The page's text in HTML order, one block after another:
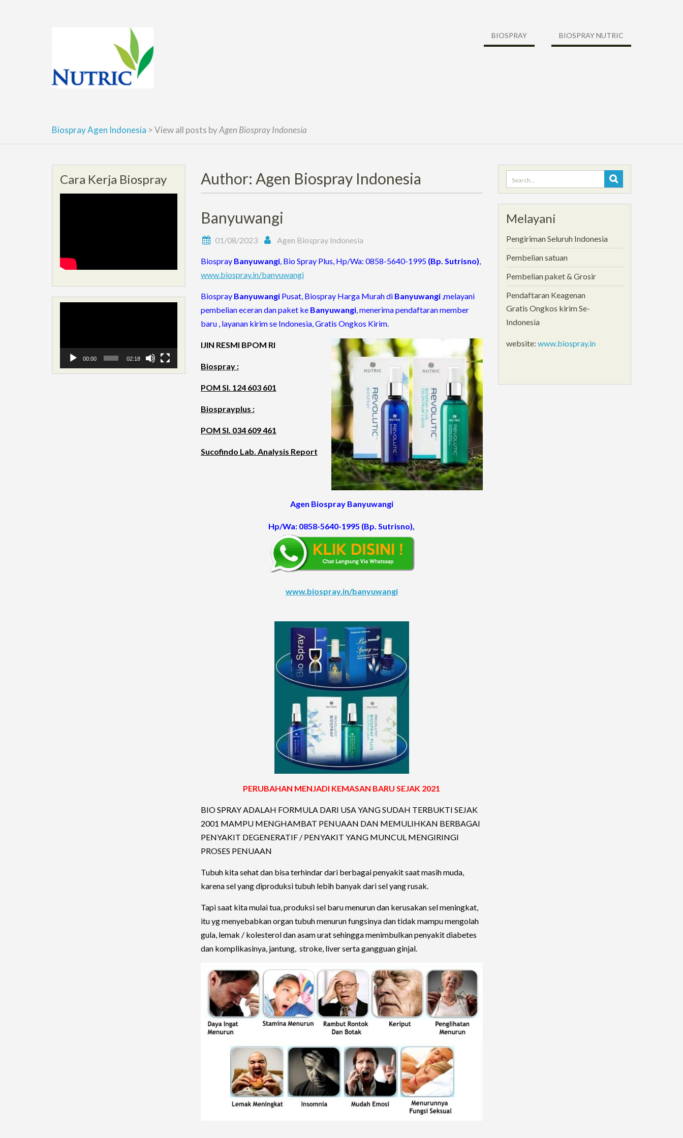
BIOSPRAY BIOSPRAY NUTRIC
Biospray Agen Indonesia >View all posts byAgen Biospray Indonesia
Author: Agen Biospray Indonesia
Banyuwangi
01/08/2023 Agen Biospray Indonesia
Biospray Banyuwangi, Bio Spray Plus, Hp/Wa: 0858-5640-1995(Bp. Sutrisno),
www.biospray.in/banyuwangi
Biospray BanyuwangiPusat, Biospray Harga Murah di Banyuwangi,melayani
pembelian eceran dan paket ke Banyuwangi, menerima pendaftaran member
baru , layanan kirim se Indonesia, Gratis Ongkos Kirim.
IJIN RESMI BPOM RI
Biospray :
POM SI. 124 603 601
Biosprayplus :
POM SI. 034 609 461
Sucofindo Lab. Analysis Report
Agen Biospray Banyuwangi
Hp/Wa: 0858-5640-1995 (Bp. Sutrisno),
www.biospray.in/banyuwangi
PERUBAHAN MENJADI KEMASAN BARU SEJAK 2021
BIO SPRAY ADALAH FORMULA DARI USA YANG SUDAH TERBUKTI SEJAK
2001 MAMPU MENGHAMBAT PENUAAN DAN MEMULIHKAN BERBAGAI
PENYAKIT DEGENERATIF / PENYAKIT YANG MUNCUL MENGIRINGI
PROSES PENUAAN
Tubuh kita sehat dan bisa terhindar dari berbagai penyakit saat masih muda,
karena sel yang diproduksi tubuh lebih banyak dari sel yang rusak.
Tapi saat kita mulai tua, produksi sel baru menurun dan kerusakan sel meningkat,
itu yg menyebabkan organ tubuh menurun fungsinya dan tidak mampu mengolah
gula, lemak / kolesterol dan asam urat sehingga menimbulkan penyakit diabetes
dan komplikasinya, jantung, stroke, liver serta gangguan ginjal.
Search
for:
Melayani
Pengiriman Seluruh Indonesia
Pembelian satuan
Pembelian paket & Grosir
Pendaftaran Keagenan
Gratis Ongkos kirim Se-
Indonesia
website: www.biospray.in
Cara Kerja Biospray
00:00 02:18